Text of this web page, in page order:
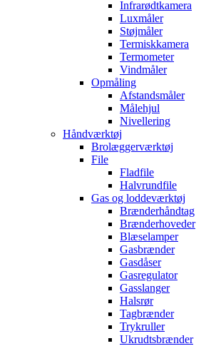
Infrarødtkamera
Luxmåler
Støjmåler
Termiskkamera
Termometer
Vindmåler
Opmåling
Afstandsmåler
Målehjul
Nivellering
Håndværktøj
Brolæggerværktøj
File
Fladfile
Halvrundfile
Gas og loddeværktøj
Brænderhåndtag
Brænderhoveder
Blæselamper
Gasbrænder
Gasdåser
Gasregulator
Gasslanger
Halsrør
Tagbrænder
Trykruller
Ukrudtsbrænder